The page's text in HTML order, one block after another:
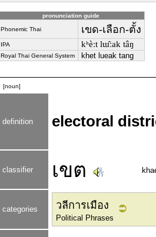
pronunciation guide
Phonemic Thai เขด-เลือก-ตั้ง
IPA kʰèːt lɯ̂ːak tâŋ
Royal Thai General System khet lueak tang
[noun]
definition electoral
classifier เขต
categories วลีการเมือง
Political Phrases